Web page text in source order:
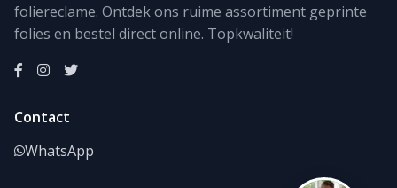
foliereclame. Ontdek ons ruime assortiment geprinte
folies en bestel direct online. Topkwaliteit!
Contact
WhatsApp
Foliereclame
Meestal binnen een dag